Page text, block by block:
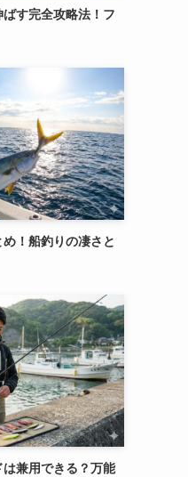
す完全攻略法！フ
！船釣りの凄さと
兼用できる？万能